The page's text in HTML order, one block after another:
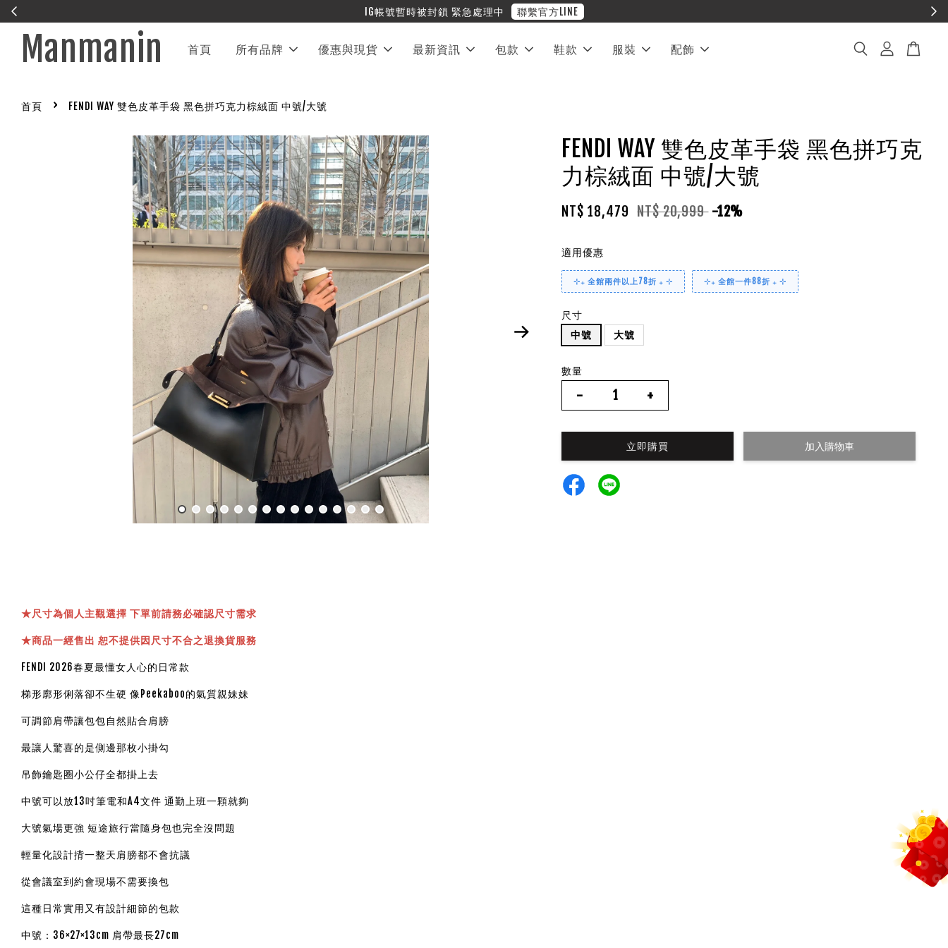
❤︎ 全館滿兩萬享免運
Manmanin 首頁 所有品牌 優惠與現貨 最新資訊 包款 鞋款 服裝 配飾
首頁 › FENDI WAY 雙色皮革手袋 黑色拼巧克力棕絨面 中號/大號
FENDI WAY 雙色皮革手袋 黑色拼巧克
力棕絨面 中號/大號
NT$ 18,479 NT$ 20,999 -12%
適用優惠
⊹₊ 全館兩件以上78折 ₊ ⊹ ⊹₊ 全館一件88折 ₊ ⊹
尺寸
中號
大號
數量
- +
立即購買 加入購物車
★尺寸為個人主觀選擇 下單前請務必確認尺寸需求
★商品一經售出 恕不提供因尺寸不合之退換貨服務
FENDI 2026春夏最懂女人心的日常款
梯形廓形俐落卻不生硬 像Peekaboo的氣質親妹妹
可調節肩帶讓包包自然貼合肩膀
最讓人驚喜的是側邊那枚小掛勾
吊飾鑰匙圈小公仔全都掛上去
中號可以放13吋筆電和A4文件 通勤上班一顆就夠
大號氣場更強 短途旅行當隨身包也完全沒問題
輕量化設計揹一整天肩膀都不會抗議
從會議室到約會現場不需要換包
這種日常實用又有設計細節的包款
中號：36×27×13cm 肩帶最長27cm